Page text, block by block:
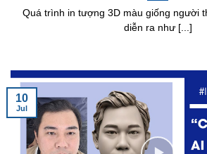
Quá trình in tượng 3D màu giống người
diễn ra như [...]
10
Jul